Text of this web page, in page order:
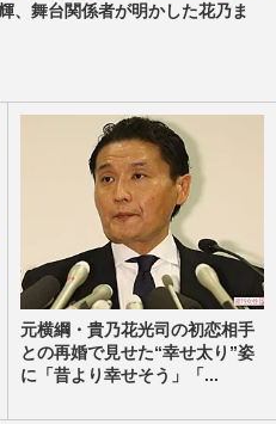
、舞台関係者が明かした花乃ま
元横綱・貴乃花光司の初恋相手
との再婚で見せた“幸せ太り”姿
に「昔より幸せそう」「...